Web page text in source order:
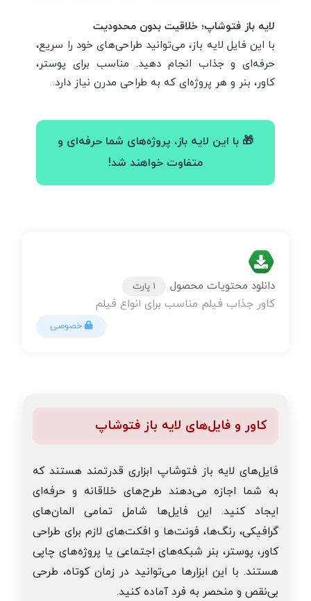
لایه باز فتوشاپ؛ خلاقیت بدون محدودیت
با این فایل لایه باز، می‌توانید طراحی‌های خود را سریع،
حرفه‌ای و جذاب انجام دهید. مناسب برای پوستر،
کاور، بنر و هر پروژه‌ای که به طراحی مدرن نیاز دارد.
🎁 با این لایه باز، پروژه‌های شما حرفه‌ای و
متفاوت خواهند شد!
دانلود محتویات محصول 1 پارت
کاور جذاب فیلم مناسب برای انواع فیلم
خصوصی
کاور و فایل‌های لایه باز فتوشاپ
فایل‌های لایه باز فتوشاپ ابزاری قدرتمند هستند که
به شما اجازه می‌دهند طرح‌های خلاقانه و حرفه‌ای
ایجاد کنید. این فایل‌ها شامل تمامی المان‌های
گرافیکی، رنگ‌ها، فونت‌ها و افکت‌های لازم برای طراحی
کاور، پوستر، بنر شبکه‌های اجتماعی یا پروژه‌های چاپی
هستند. با این ابزارها می‌توانید در زمان کوتاه، طرحی
بی‌نقص و منحصر به فرد آماده کنید.